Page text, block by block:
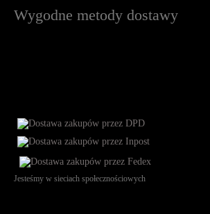
Wygodne metody dostawy
Jesteśmy w sieciach społecznościowych